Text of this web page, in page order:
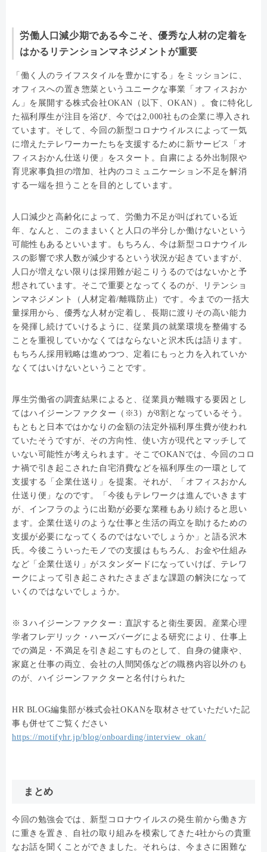
労働人口減少期である今こそ、優秀な人材の定着を
はかるリテンションマネジメントが重要
「働く人のライフスタイルを豊かにする」をミッションに、
オフィスへの置き惣菜というユニークな事業「オフィスおか
ん」を展開する株式会社OKAN（以下、OKAN）。食に特化し
た福利厚生が注目を浴び、今では2,000社もの企業に導入され
ています。そして、今回の新型コロナウイルスによって一気
に増えたテレワーカーたちを支援するために新サービス「オ
フィスおかん仕送り便」をスタート。自粛による外出制限や
育児家事負担の増加、社内のコミュニケーション不足を解消
する一端を担うことを目的としています。
人口減少と高齢化によって、労働力不足が叫ばれている近
年、なんと、このままいくと人口の半分しか働けないという
可能性もあるといいます。もちろん、今は新型コロナウイル
スの影響で求人数が減少するという状況が起きていますが、
人口が増えない限りは採用難が起こりうるのではないかと予
想されています。そこで重要となってくるのが、リテンショ
ンマネジメント（人材定着/離職防止）です。今までの一括大
量採用から、優秀な人材が定着し、長期に渡りその高い能力
を発揮し続けていけるように、従業員の就業環境を整備する
ことを重視していかなくてはならないと沢木氏は語ります。
もちろん採用戦略は進めつつ、定着にもっと力を入れていか
なくてはいけないということです。
厚生労働省の調査結果によると、従業員が離職する要因とし
てはハイジーンファクター（※3）が8割となっているそう。
もともと日本ではかなりの金額の法定外福利厚生費が使われ
ていたそうですが、その方向性、使い方が現代とマッチして
いない可能性が考えられます。そこでOKANでは、今回のコロ
ナ禍で引き起こされた自宅消費などを福利厚生の一環として
支援する「企業仕送り」を提案。それが、「オフィスおかん
仕送り便」なのです。「今後もテレワークは進んでいきます
が、インフラのように出勤が必要な業種もあり続けると思い
ます。企業仕送りのような仕事と生活の両立を助けるための
支援が必要になってくるのではないでしょうか」と語る沢木
氏。今後こういったモノでの支援はもちろん、お金や仕組み
など「企業仕送り」がスタンダードになっていけば、テレワ
ークによって引き起こされたさまざまな課題の解決になって
いくのではないでしょうか。
※３ハイジーンファクター：直訳すると衛生要因。産業心理
学者フレデリック・ハーズバーグによる研究により、仕事上
での満足・不満足を引き起こすものとして、自身の健康や、
家庭と仕事の両立、会社の人間関係などの職務内容以外のも
のが、ハイジーンファクターと名付けられた
HR BLOG編集部が株式会社OKANを取材させていただいた記
事も併せてご覧ください
https://motifyhr.jp/blog/onboarding/interview_okan/
まとめ
今回の勉強会では、新型コロナウイルスの発生前から働き方
に重きを置き、自社の取り組みを模索してきた4社からの貴重
なお話を聞くことができました。それらは、今まさに困難な